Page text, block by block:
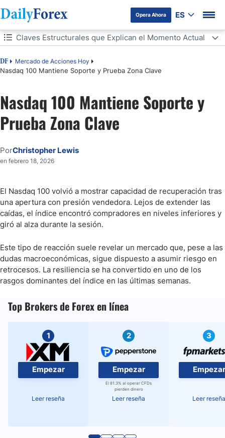
Opera Ahora ES
Tabla de contenidos
DF Mercado de Acciones Hoy
Nasdaq 100 Mantiene Soporte y Prueba Zona Clave
Claves Estructurales que Explican el Momento Actual
Claves Estructurales que Explican el Momento Actual
Tensiones Internas y Factores que Pueden Descolocar al Mercado
Qué Podría Cambiar el Equilibrio Actual
El Mercado Espera Confirmaciones
Nasdaq 100 Mantiene Soporte y
Prueba Zona Clave
PorChristopher Lewis
en febrero 18, 2026
El Nasdaq 100 volvió a mostrar capacidad de recuperación tras
una apertura con presión vendedora. Lejos de extender las
caídas, el índice encontró compradores en niveles inferiores y
giró al alza durante la sesión.
Este tipo de reacción suele revelar un mercado que, pese a las
dudas macroeconómicas, sigue dispuesto a asumir riesgo en
retrocesos. La resiliencia se ha convertido en uno de los
rasgos dominantes del índice en las últimas semanas.
Top Brokers de Forex en línea
1
Empezar
Leer reseña
2
Empezar
El 81.3% al operar CFDs
pierden dinero
Leer reseña
3
Empezar
Leer reseña